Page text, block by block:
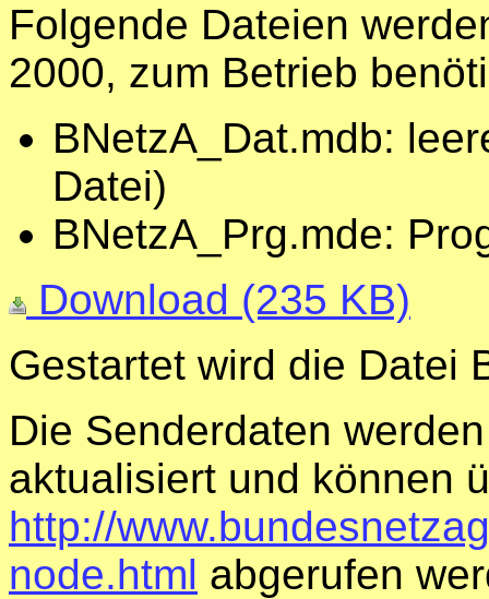
Folgende Dateien
2000, zum Betrieb
BNetzA_Dat.mdb:
Datei)
BNetzA_Prg.mde:
Download (235 KB)
Gestartet wird die Datei
Die Senderdaten
aktualisiert und können
http://
node.html abgerufen